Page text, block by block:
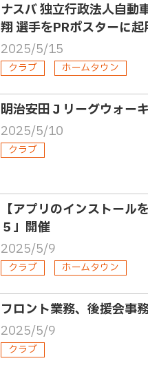
ナスバ 独立行政法人自動
翔 選手をPRポスターに起
2025/5/15
クラブ ホームタウン
明治安田Ｊリーグウォー
2025/5/10
クラブ
【アプリのインストー
５」開催
2025/5/9
クラブ ホームタウン
フロント業務、後援会
2025/5/9
クラブ